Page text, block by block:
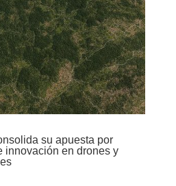
su apuesta por
innovación en drones y